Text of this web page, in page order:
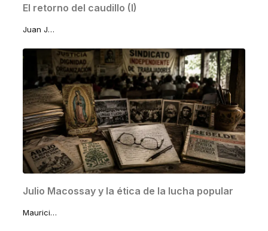
El retorno del caudillo (I)
Juan José Lomelí Sánchez
Julio Macossay y la ética de la lucha popular
Mauricio Macossay Vallado